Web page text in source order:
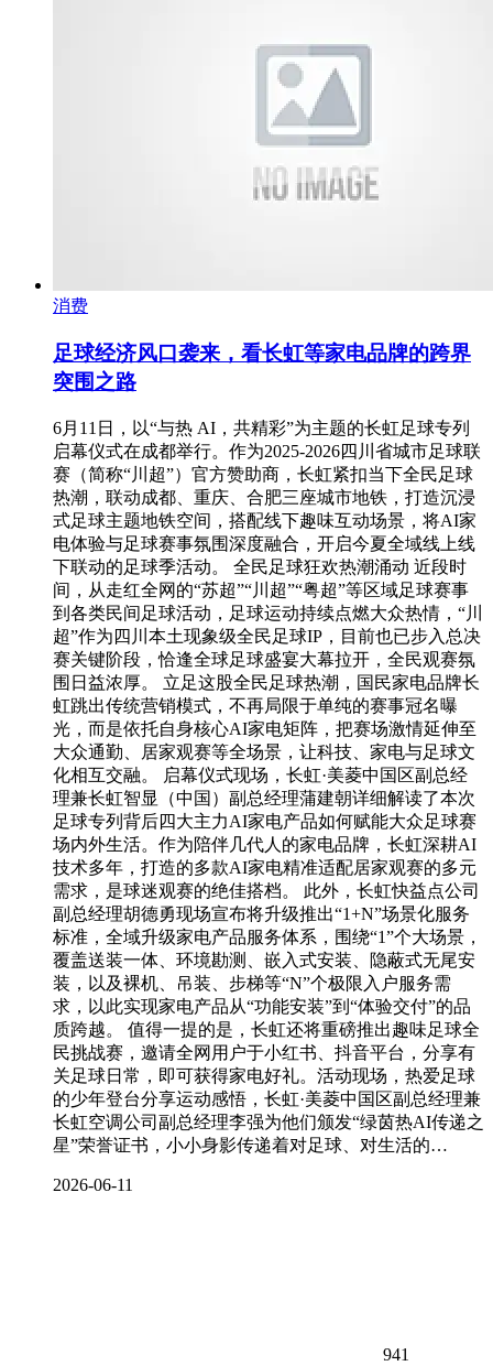
消费
足球经济风口袭来，看长虹等家电品牌的跨界
突围之路
6月11日，以“与热 AI，共精彩”为主题的长虹足球专列
启幕仪式在成都举行。作为2025-2026四川省城市足球联
赛（简称“川超”）官方赞助商，长虹紧扣当下全民足球
热潮，联动成都、重庆、合肥三座城市地铁，打造沉浸
式足球主题地铁空间，搭配线下趣味互动场景，将AI家
电体验与足球赛事氛围深度融合，开启今夏全域线上线
下联动的足球季活动。 全民足球狂欢热潮涌动 近段时
间，从走红全网的“苏超”“川超”“粤超”等区域足球赛事
到各类民间足球活动，足球运动持续点燃大众热情，“川
超”作为四川本土现象级全民足球IP，目前也已步入总决
赛关键阶段，恰逢全球足球盛宴大幕拉开，全民观赛氛
围日益浓厚。 立足这股全民足球热潮，国民家电品牌长
虹跳出传统营销模式，不再局限于单纯的赛事冠名曝
光，而是依托自身核心AI家电矩阵，把赛场激情延伸至
大众通勤、居家观赛等全场景，让科技、家电与足球文
化相互交融。 启幕仪式现场，长虹·美菱中国区副总经
理兼长虹智显（中国）副总经理蒲建朝详细解读了本次
足球专列背后四大主力AI家电产品如何赋能大众足球赛
场内外生活。作为陪伴几代人的家电品牌，长虹深耕AI
技术多年，打造的多款AI家电精准适配居家观赛的多元
需求，是球迷观赛的绝佳搭档。 此外，长虹快益点公司
副总经理胡德勇现场宣布将升级推出“1+N”场景化服务
标准，全域升级家电产品服务体系，围绕“1”个大场景，
覆盖送装一体、环境勘测、嵌入式安装、隐蔽式无尾安
装，以及裸机、吊装、步梯等“N”个极限入户服务需
求，以此实现家电产品从“功能安装”到“体验交付”的品
质跨越。 值得一提的是，长虹还将重磅推出趣味足球全
民挑战赛，邀请全网用户于小红书、抖音平台，分享有
关足球日常，即可获得家电好礼。活动现场，热爱足球
的少年登台分享运动感悟，长虹·美菱中国区副总经理兼
长虹空调公司副总经理李强为他们颁发“绿茵热AI传递之
星”荣誉证书，小小身影传递着对足球、对生活的…
2026-06-11
941